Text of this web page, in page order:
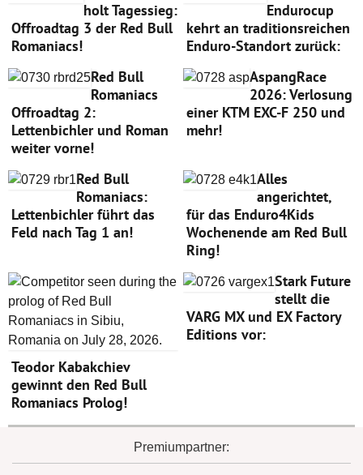
holt Tagessieg:
Offroadtag 3 der Red Bull
Romaniacs!
Endurocup
kehrt an traditionsreichen
Enduro-Standort zurück:
Red Bull
Romaniacs
Offroadtag 2:
Lettenbichler und Roman
weiter vorne!
AspangRace
2026: Verlosung
einer KTM EXC-F 250 und
mehr!
Red Bull
Romaniacs:
Lettenbichler führt das
Feld nach Tag 1 an!
Alles
angerichtet,
für das Enduro4Kids
Wochenende am Red Bull
Ring!
Teodor Kabakchiev
gewinnt den Red Bull
Romaniacs Prolog!
Stark Future
stellt die
VARG MX und EX Factory
Editions vor:
Premiumpartner: